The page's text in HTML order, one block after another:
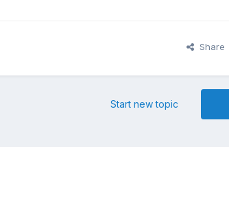
Share
Start new topic